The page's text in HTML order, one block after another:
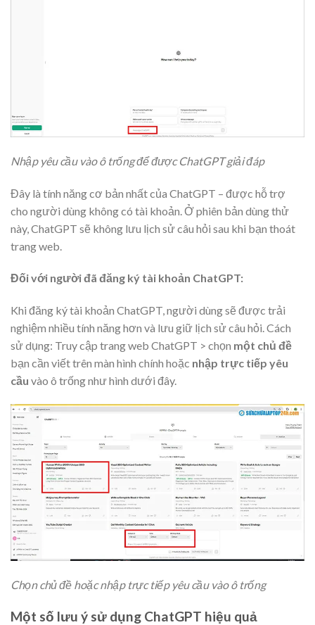
Nhập yêu cầu vào ô trống để được ChatGPT giải đáp
Đây là tính năng cơ bản nhất của ChatGPT – được hỗ trợ
cho người dùng không có tài khoản. Ở phiên bản dùng thử
này, ChatGPT sẽ không lưu lịch sử câu hỏi sau khi bạn thoát
trang web.
Đối với người đã đăng ký tài khoản ChatGPT:
Khi đăng ký tài khoản ChatGPT, người dùng sẽ được trải
nghiệm nhiều tính năng hơn và lưu giữ lịch sử câu hỏi. Cách
sử dụng: Truy cập trang web ChatGPT > chọn một chủ đề
bạn cần viết trên màn hình chính hoặc nhập trực tiếp yêu
cầu vào ô trống như hình dưới đây.
Chọn chủ đề hoặc nhập trực tiếp yêu cầu vào ô trống
Một số lưu ý sử dụng ChatGPT hiệu quả